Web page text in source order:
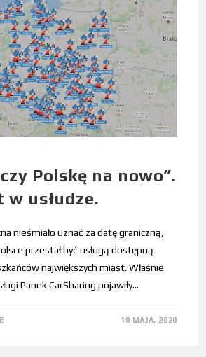
Polskę na nowo”.
w usłudze.
nieśmiało uznać za datę graniczną,
przestał być usługą dostępną
największych miast. Właśnie
Panek CarSharing pojawiły…
10 MAJA, 2020